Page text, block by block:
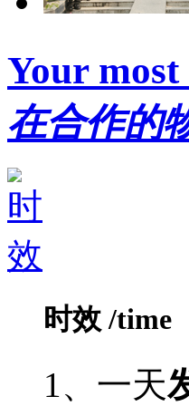
Your
在合作的
时效/time
1、一天